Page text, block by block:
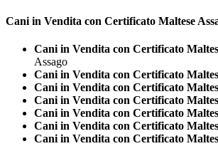
Cani in Vendita con Certificato Maltese
Cani in Vendita con Certificato
Assago
Cani in Vendita con Certificato
Cani in Vendita con Certificato
Cani in Vendita con Certificato
Cani in Vendita con Certificato
Cani in Vendita con Certificato
Cani in Vendita con Certificato